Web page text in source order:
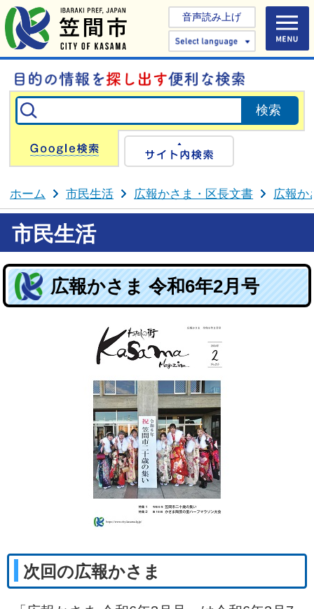
音声読み上げ
Select
Google検索
ホーム 市民生活 広報かさま・区長文書 広報か
市民生活
広報かさま 令和6年2月号
次回の広報かさま